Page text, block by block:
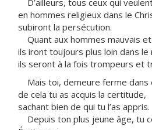
D’ailleurs, tous ceux qui
en hommes religieux dans le
subiront la persécution.
Quant aux hommes mauvais
ils iront toujours plus loin dans le
ils seront à la fois trompeurs et
Mais toi, demeure ferme dans
de cela tu as acquis la certitude,
sachant bien de qui tu l’as appris.
Depuis ton plus jeune âge, tu